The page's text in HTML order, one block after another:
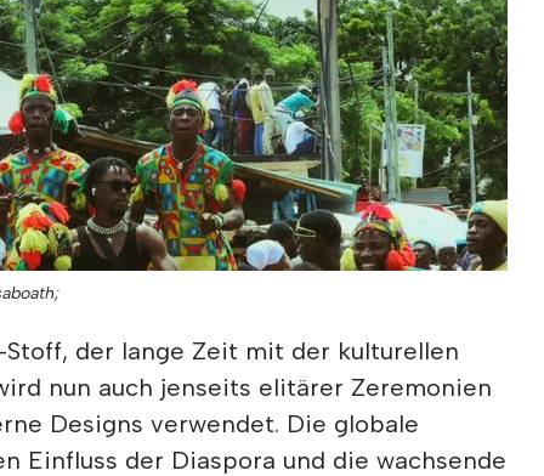
der lange Zeit mit der kulturellen
nun auch jenseits elitärer Zeremonien
Designs verwendet. Die globale
Einfluss der Diaspora und die wachsende